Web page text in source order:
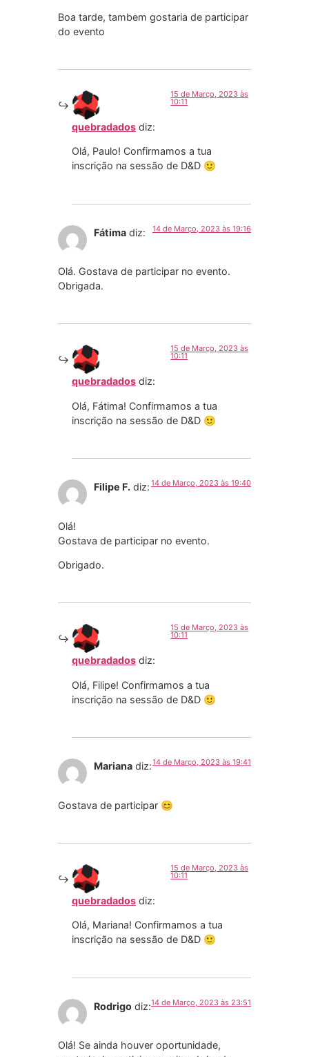
Boa tarde, tambem gostaria de participar
do evento
quebradados diz:
15 de Março, 2023 às
10:11
Olá, Paulo! Confirmamos a tua
inscrição na sessão de D&D 🙂
Fátima diz: 14 de Março, 2023 às 19:16
Olá. Gostava de participar no evento.
Obrigada.
quebradados diz:
15 de Março, 2023 às
10:11
Olá, Fátima! Confirmamos a tua
inscrição na sessão de D&D 🙂
Filipe F. diz: 14 de Março, 2023 às 19:40
Olá!
Gostava de participar no evento.
Obrigado.
quebradados diz:
15 de Março, 2023 às
10:11
Olá, Filipe! Confirmamos a tua
inscrição na sessão de D&D 🙂
Mariana diz:14 de Março, 2023 às 19:41
Gostava de participar 😊
quebradados diz:
15 de Março, 2023 às
10:11
Olá, Mariana! Confirmamos a tua
inscrição na sessão de D&D 🙂
Rodrigo diz:14 de Março, 2023 às 23:51
Olá! Se ainda houver oportunidade,